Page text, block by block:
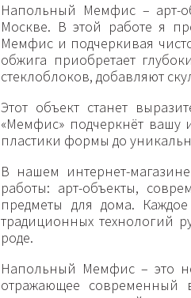
Напольный Мемфис – арт-
Москве. В этой работе я
Мемфис и подчеркивая
обжига приобретает
стеклоблоков, добавляют
Этот объект станет
«Мемфис» подчеркнёт вашу
пластики формы до
В нашем интернет-
работы: арт-объекты,
предметы для дома.
традиционных технологий
роде.
Напольный Мемфис – это
отражающее современный